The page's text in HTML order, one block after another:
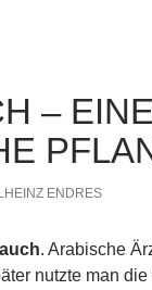
– EINE
ENDRES
. Arabische
nutzte man